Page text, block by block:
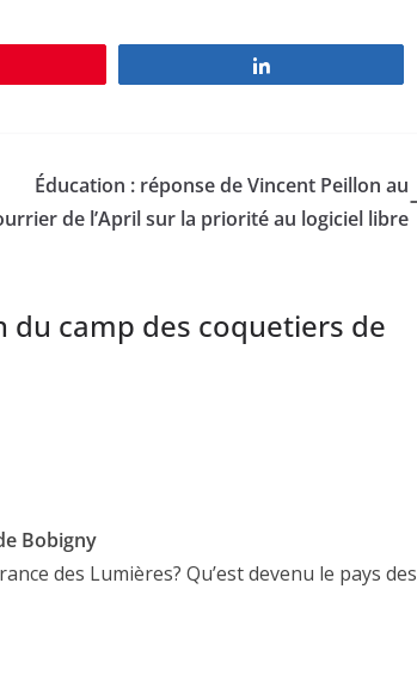
Éducation : réponse de Vincent Peillon au
de l’April sur la priorité au logiciel libre
du camp des coquetiers de
Bobigny
des Lumières? Qu’est devenu le pays des